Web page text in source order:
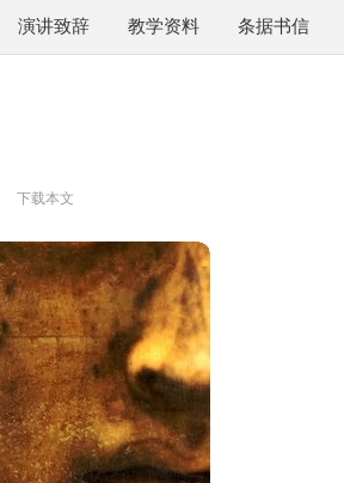
演讲致辞 教学资料 条据书信
下载本文